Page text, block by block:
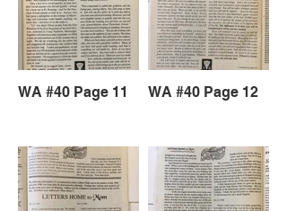
WA #40 Page 11 WA #40 Page 12